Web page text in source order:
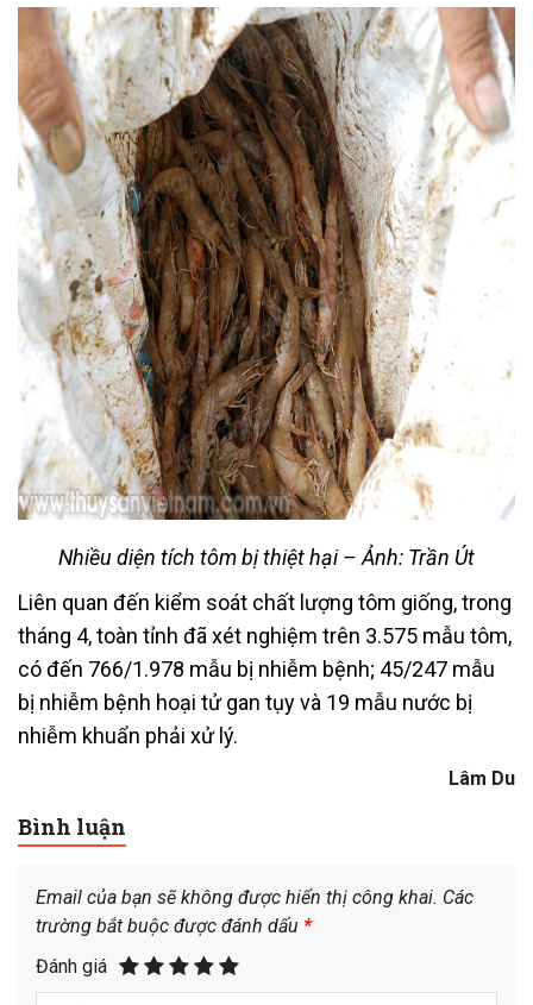
Nhiều diện tích tôm bị thiệt hại – Ảnh: Trần Út
Liên quan đến kiểm soát chất lượng tôm giống, trong
tháng 4, toàn tỉnh đã xét nghiệm trên 3.575 mẫu tôm,
có đến 766/1.978 mẫu bị nhiễm bệnh; 45/247 mẫu
bị nhiễm bệnh hoại tử gan tụy và 19 mẫu nước bị
nhiễm khuẩn phải xử lý.
Lâm Du
Bình luận
Email của bạn sẽ không được hiển thị công khai. Các
trường bắt buộc được đánh dấu *
Đánh giá